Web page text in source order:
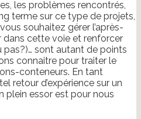
les problèmes rencontrés,
terme sur ce type de projets,
souhaitez gérer l’après-
dans cette voie et renforcer
pas?)… sont autant de points
connaitre pour traiter le
conteneurs. En tant
retour d’expérience sur un
plein essor est pour nous